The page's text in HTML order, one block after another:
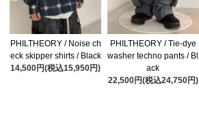
PHILTHEORY / Noise ch
eck skipper shirts / Black
14,500円(税込15,950円)
PHILTHEORY / Tie-dye
washer techno pants / Bl
ack
22,500円(税込24,750円)